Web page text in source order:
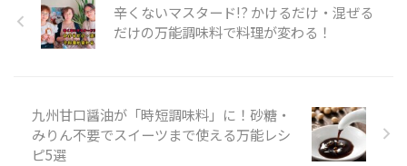
辛くないマスタード!? かけるだけ・混ぜる
だけの万能調味料で料理が変わる！
九州甘口醤油が「時短調味料」に！砂糖・
みりん不要でスイーツまで使える万能レシ
ピ5選